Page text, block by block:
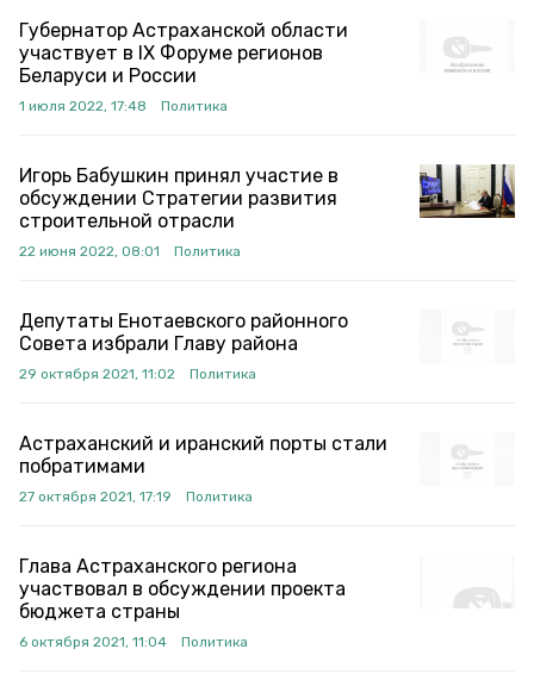
Губернатор Астраханской области
участвует в IX Форуме регионов
Беларуси и России
1 июля 2022, 17:48 Политика
Игорь Бабушкин принял участие в
обсуждении Стратегии развития
строительной отрасли
22 июня 2022, 08:01 Политика
Депутаты Енотаевского районного
Совета избрали Главу района
29 октября 2021, 11:02 Политика
Астраханский и иранский порты стали
побратимами
27 октября 2021, 17:19 Политика
Глава Астраханского региона
участвовал в обсуждении проекта
бюджета страны
6 октября 2021, 11:04 Политика